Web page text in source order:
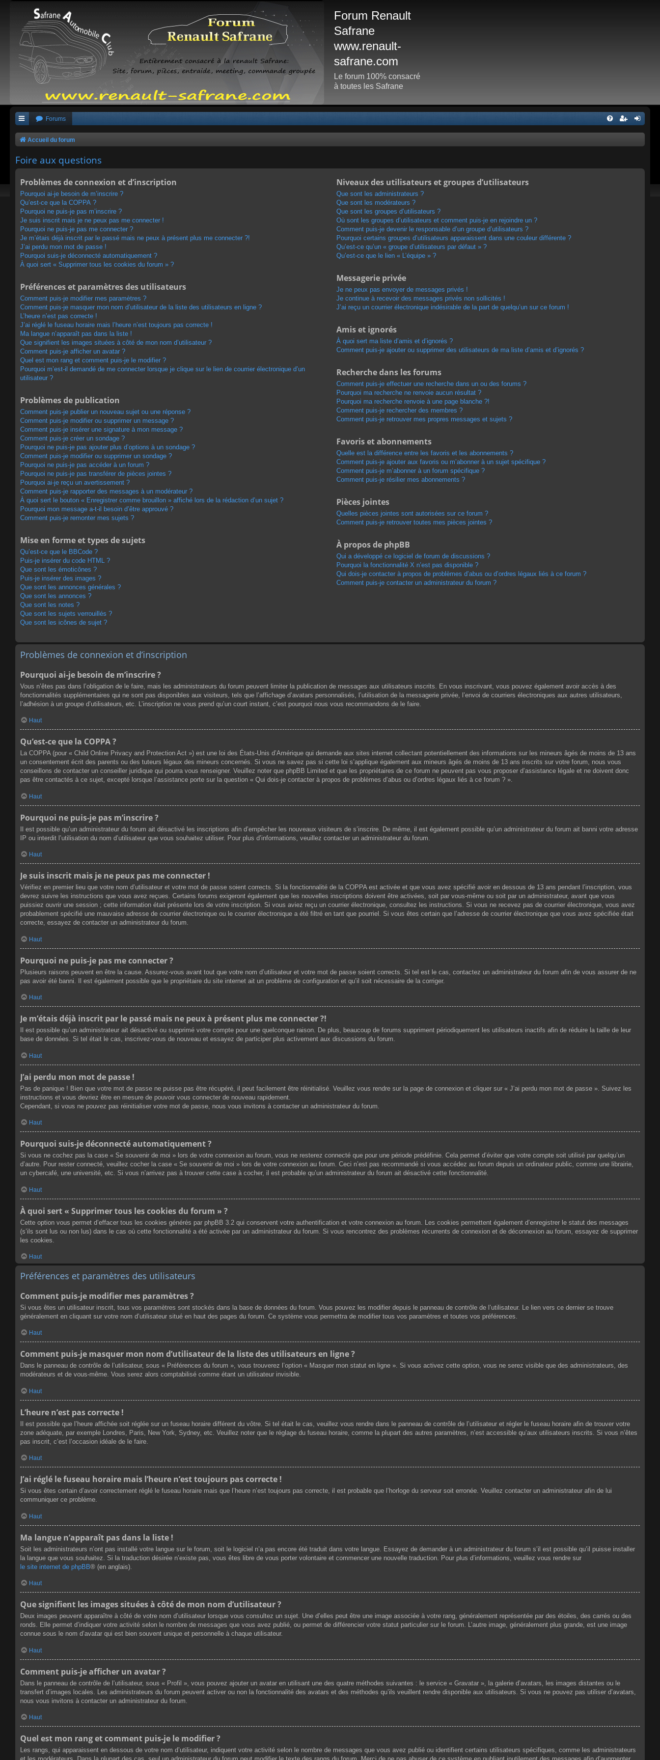
Forum Renault
Safrane
www.renault-
safrane.com
Le forum 100% consacré
à toutes les Safrane
Forums
Accueil du forum
Foire aux questions
Problèmes de connexion et d’inscription
Pourquoi ai-je besoin de m’inscrire ?
Qu’est-ce que la COPPA ?
Pourquoi ne puis-je pas m’inscrire ?
Je suis inscrit mais je ne peux pas me connecter !
Pourquoi ne puis-je pas me connecter ?
Je m’étais déjà inscrit par le passé mais ne peux à présent plus me connecter ?!
J’ai perdu mon mot de passe !
Pourquoi suis-je déconnecté automatiquement ?
À quoi sert « Supprimer tous les cookies du forum » ?
Préférences et paramètres des utilisateurs
Comment puis-je modifier mes paramètres ?
Comment puis-je masquer mon nom d’utilisateur de la liste des utilisateurs en ligne ?
L’heure n’est pas correcte !
J’ai réglé le fuseau horaire mais l’heure n’est toujours pas correcte !
Ma langue n’apparaît pas dans la liste !
Que signifient les images situées à côté de mon nom d’utilisateur ?
Comment puis-je afficher un avatar ?
Quel est mon rang et comment puis-je le modifier ?
Pourquoi m’est-il demandé de me connecter lorsque je clique sur le lien de courrier électronique d’un
utilisateur ?
Problèmes de publication
Comment puis-je publier un nouveau sujet ou une réponse ?
Comment puis-je modifier ou supprimer un message ?
Comment puis-je insérer une signature à mon message ?
Comment puis-je créer un sondage ?
Pourquoi ne puis-je pas ajouter plus d’options à un sondage ?
Comment puis-je modifier ou supprimer un sondage ?
Pourquoi ne puis-je pas accéder à un forum ?
Pourquoi ne puis-je pas transférer de pièces jointes ?
Pourquoi ai-je reçu un avertissement ?
Comment puis-je rapporter des messages à un modérateur ?
À quoi sert le bouton « Enregistrer comme brouillon » affiché lors de la rédaction d’un sujet ?
Pourquoi mon message a-t-il besoin d’être approuvé ?
Comment puis-je remonter mes sujets ?
Mise en forme et types de sujets
Qu’est-ce que le BBCode ?
Puis-je insérer du code HTML ?
Que sont les émoticônes ?
Puis-je insérer des images ?
Que sont les annonces générales ?
Que sont les annonces ?
Que sont les notes ?
Que sont les sujets verrouillés ?
Que sont les icônes de sujet ?
Niveaux des utilisateurs et groupes d’utilisateurs
Que sont les administrateurs ?
Que sont les modérateurs ?
Que sont les groupes d’utilisateurs ?
Où sont les groupes d’utilisateurs et comment puis-je en rejoindre un ?
Comment puis-je devenir le responsable d’un groupe d’utilisateurs ?
Pourquoi certains groupes d’utilisateurs apparaissent dans une couleur différente ?
Qu’est-ce qu’un « groupe d’utilisateurs par défaut » ?
Qu’est-ce que le lien « L’équipe » ?
Messagerie privée
Je ne peux pas envoyer de messages privés !
Je continue à recevoir des messages privés non sollicités !
J’ai reçu un courrier électronique indésirable de la part de quelqu’un sur ce forum !
Amis et ignorés
À quoi sert ma liste d’amis et d’ignorés ?
Comment puis-je ajouter ou supprimer des utilisateurs de ma liste d’amis et d’ignorés ?
Recherche dans les forums
Comment puis-je effectuer une recherche dans un ou des forums ?
Pourquoi ma recherche ne renvoie aucun résultat ?
Pourquoi ma recherche renvoie à une page blanche ?!
Comment puis-je rechercher des membres ?
Comment puis-je retrouver mes propres messages et sujets ?
Favoris et abonnements
Quelle est la différence entre les favoris et les abonnements ?
Comment puis-je ajouter aux favoris ou m’abonner à un sujet spécifique ?
Comment puis-je m’abonner à un forum spécifique ?
Comment puis-je résilier mes abonnements ?
Pièces jointes
Quelles pièces jointes sont autorisées sur ce forum ?
Comment puis-je retrouver toutes mes pièces jointes ?
À propos de phpBB
Qui a développé ce logiciel de forum de discussions ?
Pourquoi la fonctionnalité X n’est pas disponible ?
Qui dois-je contacter à propos de problèmes d’abus ou d’ordres légaux liés à ce forum ?
Comment puis-je contacter un administrateur du forum ?
Problèmes de connexion et d’inscription
Pourquoi ai-je besoin de m’inscrire ?
Vous n’êtes pas dans l’obligation de le faire, mais les administrateurs du forum peuvent limiter la publication de messages aux utilisateurs inscrits. En vous inscrivant, vous pouvez également avoir accès à des
fonctionnalités supplémentaires qui ne sont pas disponibles aux visiteurs, tels que l’affichage d’avatars personnalisés, l’utilisation de la messagerie privée, l’envoi de courriers électroniques aux autres utilisateurs,
l’adhésion à un groupe d’utilisateurs, etc. L’inscription ne vous prend qu’un court instant, c’est pourquoi nous vous recommandons de le faire.
Haut
Qu’est-ce que la COPPA ?
La COPPA (pour « Child Online Privacy and Protection Act ») est une loi des États-Unis d’Amérique qui demande aux sites internet collectant potentiellement des informations sur les mineurs âgés de moins de 13 ans
un consentement écrit des parents ou des tuteurs légaux des mineurs concernés. Si vous ne savez pas si cette loi s’applique également aux mineurs âgés de moins de 13 ans inscrits sur votre forum, nous vous
conseillons de contacter un conseiller juridique qui pourra vous renseigner. Veuillez noter que phpBB Limited et que les propriétaires de ce forum ne peuvent pas vous proposer d’assistance légale et ne doivent donc
pas être contactés à ce sujet, excepté lorsque l’assistance porte sur la question « Qui dois-je contacter à propos de problèmes d’abus ou d’ordres légaux liés à ce forum ? ».
Haut
Pourquoi ne puis-je pas m’inscrire ?
Il est possible qu’un administrateur du forum ait désactivé les inscriptions afin d’empêcher les nouveaux visiteurs de s’inscrire. De même, il est également possible qu’un administrateur du forum ait banni votre adresse
IP ou interdit l’utilisation du nom d’utilisateur que vous souhaitez utiliser. Pour plus d’informations, veuillez contacter un administrateur du forum.
Haut
Je suis inscrit mais je ne peux pas me connecter !
Vérifiez en premier lieu que votre nom d’utilisateur et votre mot de passe soient corrects. Si la fonctionnalité de la COPPA est activée et que vous avez spécifié avoir en dessous de 13 ans pendant l’inscription, vous
devrez suivre les instructions que vous avez reçues. Certains forums exigeront également que les nouvelles inscriptions doivent être activées, soit par vous-même ou soit par un administrateur, avant que vous
puissiez ouvrir une session ; cette information était présente lors de votre inscription. Si vous aviez reçu un courrier électronique, consultez les instructions. Si vous ne recevez pas de courrier électronique, vous avez
probablement spécifié une mauvaise adresse de courrier électronique ou le courrier électronique a été filtré en tant que pourriel. Si vous êtes certain que l’adresse de courrier électronique que vous avez spécifiée était
correcte, essayez de contacter un administrateur du forum.
Haut
Pourquoi ne puis-je pas me connecter ?
Plusieurs raisons peuvent en être la cause. Assurez-vous avant tout que votre nom d’utilisateur et votre mot de passe soient corrects. Si tel est le cas, contactez un administrateur du forum afin de vous assurer de ne
pas avoir été banni. Il est également possible que le propriétaire du site internet ait un problème de configuration et qu’il soit nécessaire de la corriger.
Haut
Je m’étais déjà inscrit par le passé mais ne peux à présent plus me connecter ?!
Il est possible qu’un administrateur ait désactivé ou supprimé votre compte pour une quelconque raison. De plus, beaucoup de forums suppriment périodiquement les utilisateurs inactifs afin de réduire la taille de leur
base de données. Si tel était le cas, inscrivez-vous de nouveau et essayez de participer plus activement aux discussions du forum.
Haut
J’ai perdu mon mot de passe !
Pas de panique ! Bien que votre mot de passe ne puisse pas être récupéré, il peut facilement être réinitialisé. Veuillez vous rendre sur la page de connexion et cliquer sur « J’ai perdu mon mot de passe ». Suivez les
instructions et vous devriez être en mesure de pouvoir vous connecter de nouveau rapidement.
Cependant, si vous ne pouvez pas réinitialiser votre mot de passe, nous vous invitons à contacter un administrateur du forum.
Haut
Pourquoi suis-je déconnecté automatiquement ?
Si vous ne cochez pas la case « Se souvenir de moi » lors de votre connexion au forum, vous ne resterez connecté que pour une période prédéfinie. Cela permet d’éviter que votre compte soit utilisé par quelqu’un
d’autre. Pour rester connecté, veuillez cocher la case « Se souvenir de moi » lors de votre connexion au forum. Ceci n’est pas recommandé si vous accédez au forum depuis un ordinateur public, comme une librairie,
un cybercafé, une université, etc. Si vous n’arrivez pas à trouver cette case à cocher, il est probable qu’un administrateur du forum ait désactivé cette fonctionnalité.
Haut
À quoi sert « Supprimer tous les cookies du forum » ?
Cette option vous permet d’effacer tous les cookies générés par phpBB 3.2 qui conservent votre authentification et votre connexion au forum. Les cookies permettent également d’enregistrer le statut des messages
(s’ils sont lus ou non lus) dans le cas où cette fonctionnalité a été activée par un administrateur du forum. Si vous rencontrez des problèmes récurrents de connexion et de déconnexion au forum, essayez de supprimer
les cookies.
Haut
Préférences et paramètres des utilisateurs
Comment puis-je modifier mes paramètres ?
Si vous êtes un utilisateur inscrit, tous vos paramètres sont stockés dans la base de données du forum. Vous pouvez les modifier depuis le panneau de contrôle de l’utilisateur. Le lien vers ce dernier se trouve
généralement en cliquant sur votre nom d’utilisateur situé en haut des pages du forum. Ce système vous permettra de modifier tous vos paramètres et toutes vos préférences.
Haut
Comment puis-je masquer mon nom d’utilisateur de la liste des utilisateurs en ligne ?
Dans le panneau de contrôle de l’utilisateur, sous « Préférences du forum », vous trouverez l’option « Masquer mon statut en ligne ». Si vous activez cette option, vous ne serez visible que des administrateurs, des
modérateurs et de vous-même. Vous serez alors comptabilisé comme étant un utilisateur invisible.
Haut
L’heure n’est pas correcte !
Il est possible que l’heure affichée soit réglée sur un fuseau horaire différent du vôtre. Si tel était le cas, veuillez vous rendre dans le panneau de contrôle de l’utilisateur et régler le fuseau horaire afin de trouver votre
zone adéquate, par exemple Londres, Paris, New York, Sydney, etc. Veuillez noter que le réglage du fuseau horaire, comme la plupart des autres paramètres, n’est accessible qu’aux utilisateurs inscrits. Si vous n’êtes
pas inscrit, c’est l’occasion idéale de le faire.
Haut
J’ai réglé le fuseau horaire mais l’heure n’est toujours pas correcte !
Si vous êtes certain d’avoir correctement réglé le fuseau horaire mais que l’heure n’est toujours pas correcte, il est probable que l’horloge du serveur soit erronée. Veuillez contacter un administrateur afin de lui
communiquer ce problème.
Haut
Ma langue n’apparaît pas dans la liste !
Soit les administrateurs n’ont pas installé votre langue sur le forum, soit le logiciel n’a pas encore été traduit dans votre langue. Essayez de demander à un administrateur du forum s’il est possible qu’il puisse installer
la langue que vous souhaitez. Si la traduction désirée n’existe pas, vous êtes libre de vous porter volontaire et commencer une nouvelle traduction. Pour plus d’informations, veuillez vous rendre sur
le site internet de phpBB® (en anglais).
Haut
Que signifient les images situées à côté de mon nom d’utilisateur ?
Deux images peuvent apparaître à côté de votre nom d’utilisateur lorsque vous consultez un sujet. Une d’elles peut être une image associée à votre rang, généralement représentée par des étoiles, des carrés ou des
ronds. Elle permet d’indiquer votre activité selon le nombre de messages que vous avez publié, ou permet de différencier votre statut particulier sur le forum. L’autre image, généralement plus grande, est une image
connue sous le nom d’avatar qui est bien souvent unique et personnelle à chaque utilisateur.
Haut
Comment puis-je afficher un avatar ?
Dans le panneau de contrôle de l’utilisateur, sous « Profil », vous pouvez ajouter un avatar en utilisant une des quatre méthodes suivantes : le service « Gravatar », la galerie d’avatars, les images distantes ou le
transfert d’images locales. Les administrateurs du forum peuvent activer ou non la fonctionnalité des avatars et des méthodes qu’ils veuillent rendre disponible aux utilisateurs. Si vous ne pouvez pas utiliser d’avatars,
nous vous invitons à contacter un administrateur du forum.
Haut
Quel est mon rang et comment puis-je le modifier ?
Les rangs, qui apparaissent en dessous de votre nom d’utilisateur, indiquent votre activité selon le nombre de messages que vous avez publié ou identifient certains utilisateurs spécifiques, comme les administrateurs